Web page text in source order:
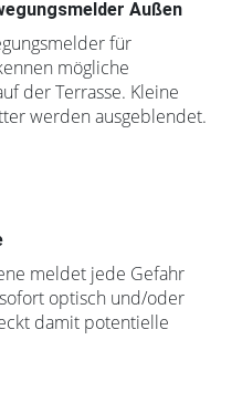
Außen
für
mögliche
der Terrasse. Kleine
werden ausgeblendet.
meldet jede Gefahr
optisch und/oder
damit potentielle